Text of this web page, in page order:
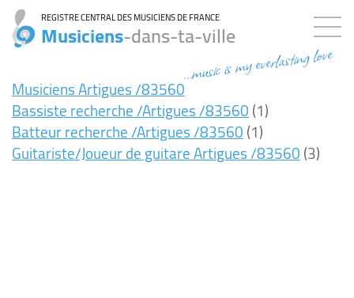
REGISTRE CENTRAL DES MUSICIENS DE FRANCE
Musiciens-dans-ta-ville
...music is my everlasting love
Musiciens Artigues /83560
Bassiste recherche /Artigues /83560(1)
Batteur recherche /Artigues /83560(1)
Guitariste/Joueur de guitare Artigues /83560(3)